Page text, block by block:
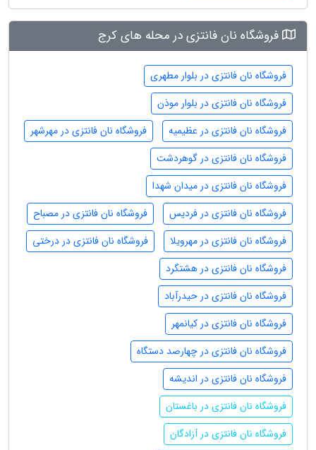
فروشگاه نان فانتزی در محله های کرج
فروشگاه نان فانتزی در بلوار مطهری
فروشگاه نان فانتزی در بلوار موذن
فروشگاه نان فانتزی در عظیمیه
فروشگاه نان فانتزی در مهرشهر
فروشگاه نان فانتزی در گوهردشت
فروشگاه نان فانتزی در میدان شهدا
فروشگاه نان فانتزی در فردیس
فروشگاه نان فانتزی در مصباح
فروشگاه نان فانتزی در مهرویلا
فروشگاه نان فانتزی در درختی
فروشگاه نان فانتزی در هشتگرد
فروشگاه نان فانتزی در حیدرآباد
فروشگاه نان فانتزی در کیانمهر
فروشگاه نان فانتزی در چهارصد دستگاه
فروشگاه نان فانتزی در اندیشه
فروشگاه نان فانتزی در باغستان
فروشگاه نان فانتزی در آزادگان